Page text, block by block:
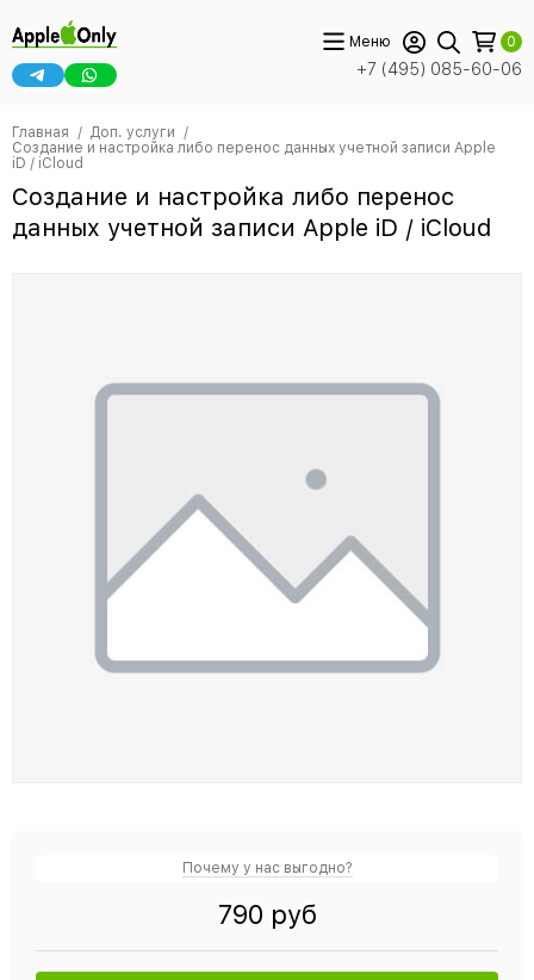
+7 (495) 085-60-06
Меню 0
Главная
Доп. услуги
Создание и настройка либо перенос данных учетной записи Apple
iD / iCloud
Создание и настройка либо перенос
данных учетной записи Apple iD / iCloud
Почему у нас выгодно?
790 руб